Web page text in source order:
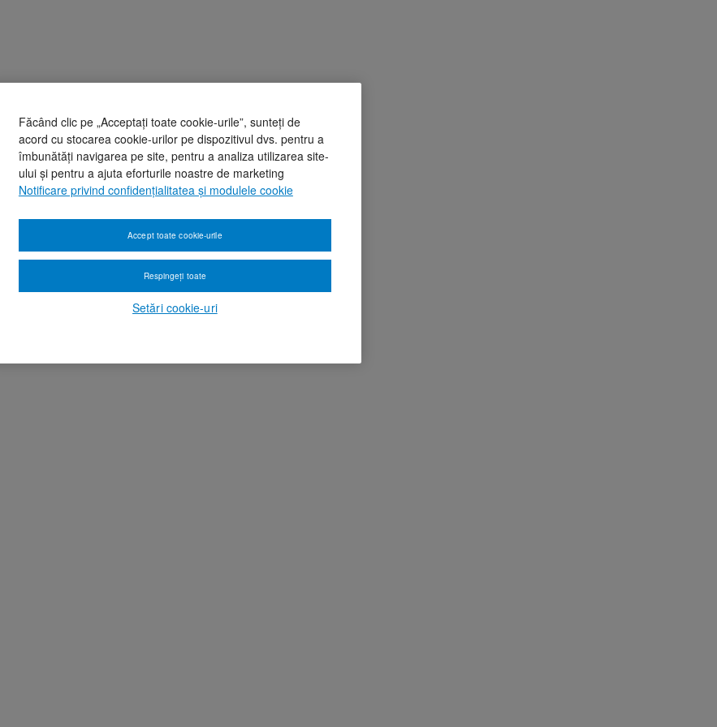
Făcând clic pe „Acceptați toate cookie-urile”, sunteți de
acord cu stocarea cookie-urilor pe dispozitivul dvs. pentru a
îmbunătăți navigarea pe site, pentru a analiza utilizarea site-
ului și pentru a ajuta eforturile noastre de marketing
Notificare privind confidențialitatea și modulele cookie
Setări cookie-uri
Respingeți toate
Accept toate cookie-urile